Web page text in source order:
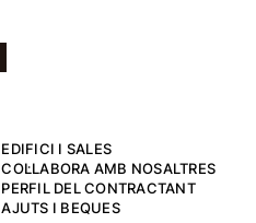
EDIFICI I SALES
COL·LABORA AMB NOSALTRES
PERFIL DEL CONTRACTANT
AJUTS I BEQUES